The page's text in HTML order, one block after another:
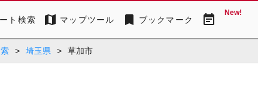
ト検索 map マップツール bookmark ブックマーク event_note New!
> 埼玉県 > 草加市